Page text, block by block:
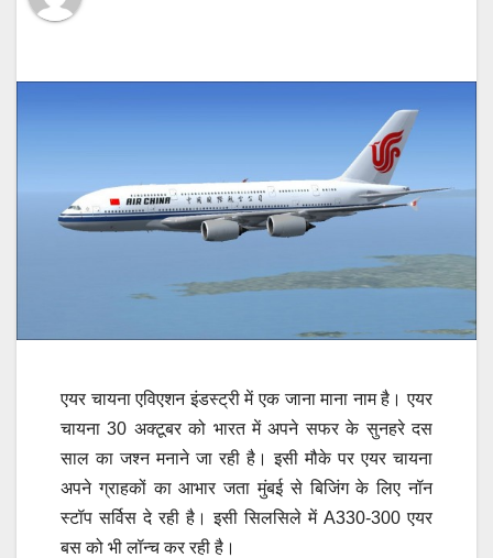
एयर चायना एविएशन इंडस्ट्री में एक जाना माना नाम है। एयर
चायना 30 अक्टूबर को भारत में अपने सफर के सुनहरे दस
साल का जश्न मनाने जा रही है। इसी मौके पर एयर चायना
अपने ग्राहकों का आभार जता मुंबई से बिजिंग के लिए नॉन
स्टॉप सर्विस दे रही है। इसी सिलसिले में A330-300 एयर
बस को भी लॉन्च कर रही है।